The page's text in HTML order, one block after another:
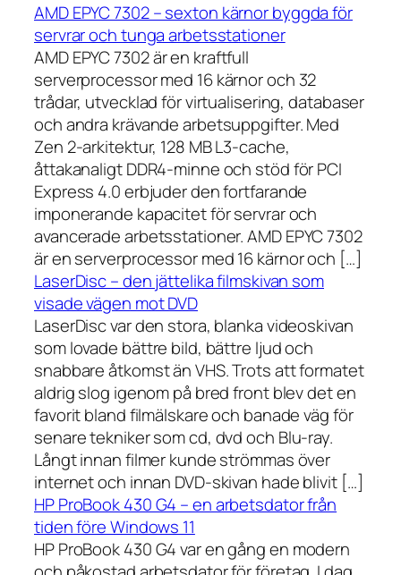
AMD EPYC 7302 – sexton kärnor byggda för
servrar och tunga arbetsstationer
AMD EPYC 7302 är en kraftfull
serverprocessor med 16 kärnor och 32
trådar, utvecklad för virtualisering, databaser
och andra krävande arbetsuppgifter. Med
Zen 2-arkitektur, 128 MB L3-cache,
åttakanaligt DDR4-minne och stöd för PCI
Express 4.0 erbjuder den fortfarande
imponerande kapacitet för servrar och
avancerade arbetsstationer. AMD EPYC 7302
är en serverprocessor med 16 kärnor och […]
LaserDisc – den jättelika filmskivan som
visade vägen mot DVD
LaserDisc var den stora, blanka videoskivan
som lovade bättre bild, bättre ljud och
snabbare åtkomst än VHS. Trots att formatet
aldrig slog igenom på bred front blev det en
favorit bland filmälskare och banade väg för
senare tekniker som cd, dvd och Blu-ray.
Långt innan filmer kunde strömmas över
internet och innan DVD-skivan hade blivit […]
HP ProBook 430 G4 – en arbetsdator från
tiden före Windows 11
HP ProBook 430 G4 var en gång en modern